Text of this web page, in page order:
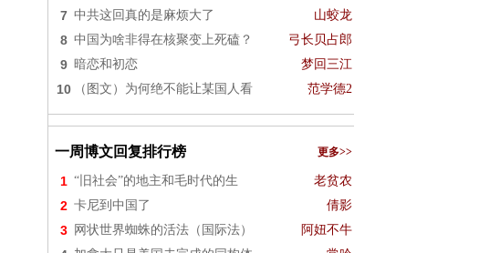
7 中共这回真的是麻烦大了 山蛟龙
8 中国为啥非得在核聚变上死磕？ 弓长贝占郎
9 暗恋和初恋 梦回三江
10 （图文）为何绝不能让某国人看 范学德2
一周博文回复排行榜 更多>>
1 “旧社会”的地主和毛时代的生 老贫农
2 卡尼到中国了 倩影
3 网状世界蜘蛛的活法（国际法） 阿妞不牛